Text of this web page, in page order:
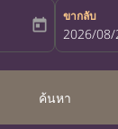
date-aria-label
today
ขากลับ
fc-
2026/08/
ค้นหา